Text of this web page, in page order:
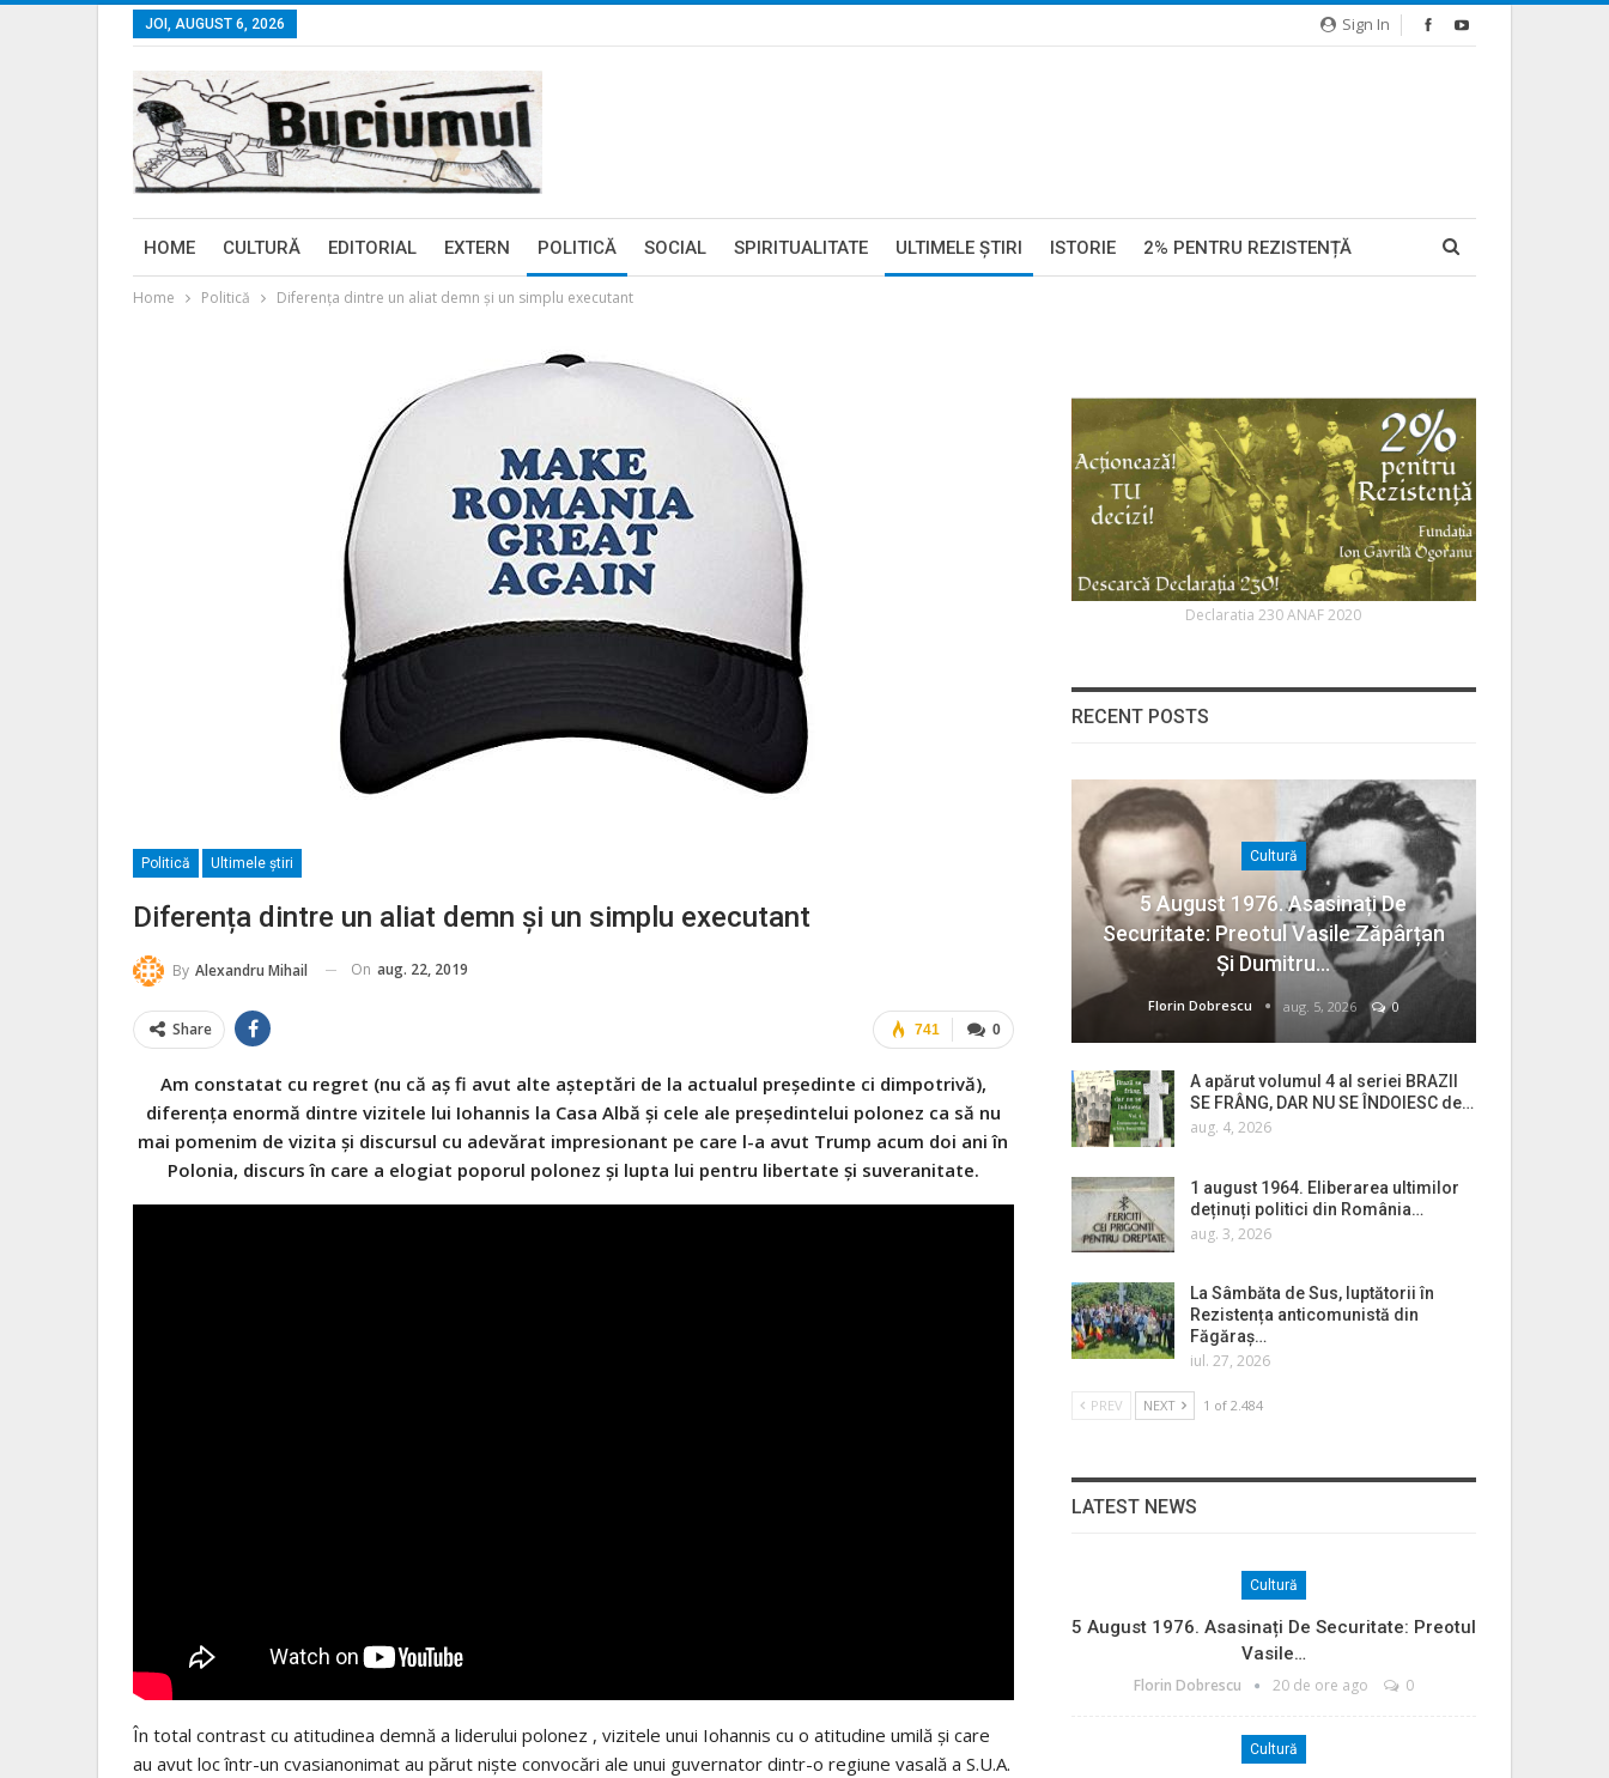
Sign In
JOI, AUGUST 6, 2026
HOME CULTURĂ EDITORIAL EXTERN POLITICĂ SOCIAL SPIRITUALITATE ULTIMELE ŞTIRI ISTORIE 2% PENTRU REZISTENȚĂ
Home Politică Diferența dintre un aliat demn și un simplu executant
Politică Ultimele ştiri
Diferența dintre un aliat demn și un simplu executant
By Alexandru Mihail On aug. 22, 2019
0
741
Share
Am constatat cu regret (nu că așfi avut alte așteptări de la actualul președinte ci dimpotrivă),
diferența enormă dintre vizitele lui Iohannis la Casa Albă și cele ale președintelui polonez ca să nu
mai pomenim devizita și discursul cu adevărat impresionant pe care l-a avut Trump acum doi aniîn
Polonia, discursîn care a elogiat poporul polonez și lupta lui pentru libertate și suveranitate.
În total contrast cu atitudinea demnă a liderului polonez , vizitele unui Iohannis cu o atitudine umilă și care
au avut locîntr-un cvasianonimat au părut niște convocări ale unui guvernator dintr-o regiune vasală a S.U.A.
Declaratia 230 ANAF 2020
RECENT POSTS
Cultură
5 August 1976. Asasinați De
Securitate: Preotul Vasile Zăpârțan
Și Dumitru…
Florin Dobrescu aug. 5, 2026 0
A apărut volumul 4 al seriei BRAZII
SE FRÂNG, DAR NU SE ÎNDOIESC de…
aug. 4, 2026
1 august 1964. Eliberarea ultimilor
deținuți politici din România…
aug. 3, 2026
La Sâmbăta de Sus, luptătorii în
Rezistența anticomunistă din
Făgăraș…
iul. 27, 2026
PREV NEXT 1 of 2.484
LATEST NEWS
Cultură
5 August 1976. Asasinați De Securitate: Preotul
Vasile…
Florin Dobrescu 20 de ore ago 0
Cultură